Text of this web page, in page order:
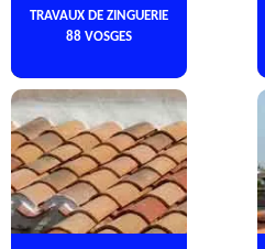
TRAVAUX DE ZINGUERIE
88 VOSGES